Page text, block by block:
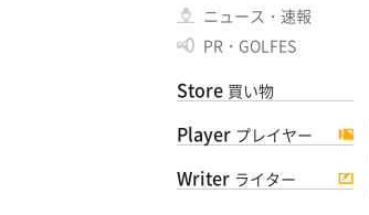
ニュース・速報
PR・GOLFES
Store 買い物
Player プレイヤー
Writer ライター